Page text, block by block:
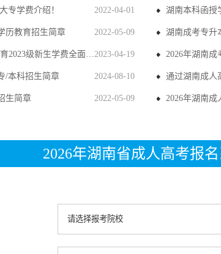
2022-04-01
专学费介绍！
2022-05-09
历教育招生简章
2023-04-19
级新生学费全面上调
2024-08-10
/本科招生简章
2022-05-09
生简章
湖南本科函授
湖南成考专升
2026年湖南
通过湖南成人
2026年湖南成
2026年湖南省成人高考报